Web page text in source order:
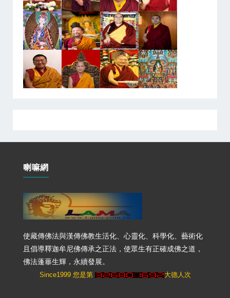
喇嘛網
使藏傳佛法與漢傳佛教生活化、心靈化、科學化、藝術化
且倡導釋迦牟尼佛傳承之正法，使眾生有正確成佛之道，
佛法蓬蓽生輝，永續發展。
Since1999 您是第 大德人次